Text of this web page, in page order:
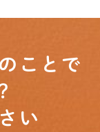
ことで
い